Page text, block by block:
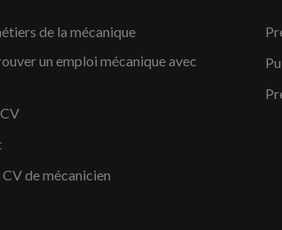
de la mécanique
un emploi mécanique avec
de mécanicien